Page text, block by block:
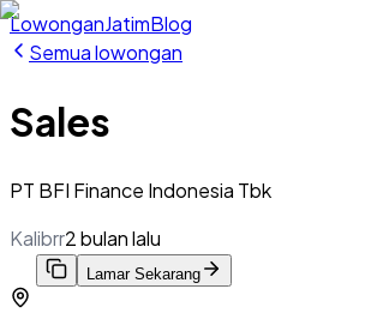
LowonganJatimBlog
Semua lowongan
Sales
PT BFI Finance Indonesia Tbk
Kalibrr2 bulan lalu
Lamar Sekarang